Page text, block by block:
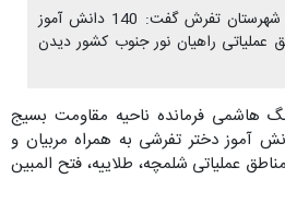
فرمانده ناحیه مقاومت بسیج شهرستان تفرش گفت: 140 دانش آموز
روز از مناطق عملیاتی راهیان نور جنوب کشور دیدن
هاشمی فرمانده ناحیه مقاومت بسیج
تفرش گفت: ۱۴۰ دانش آموز دختر تفرشی به همراه مربیان و
به مدت ۴ روز از مناطق عملیاتی شلمچه، طلاییه، فتح المبین